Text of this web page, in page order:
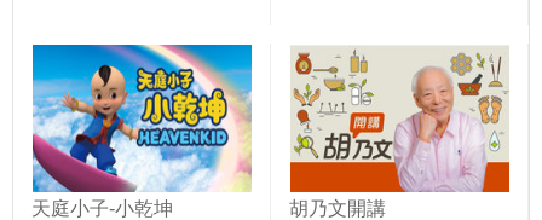
天庭小子-小乾坤 胡乃文開講